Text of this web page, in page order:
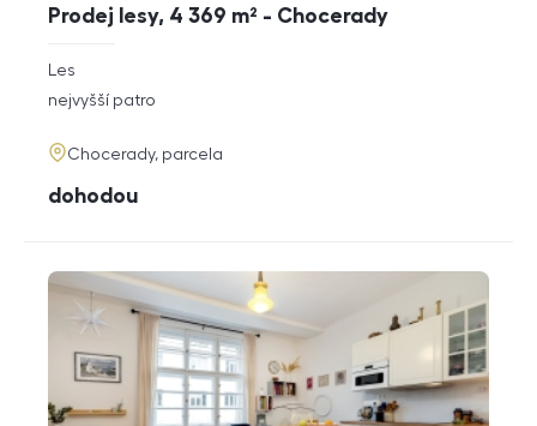
Prodej lesy, 4 369 m² - Chocerady
rozměry
dispozice
Les
funkce
nejvyšší patro
adresa
Chocerady, parcela
cena
dohodou